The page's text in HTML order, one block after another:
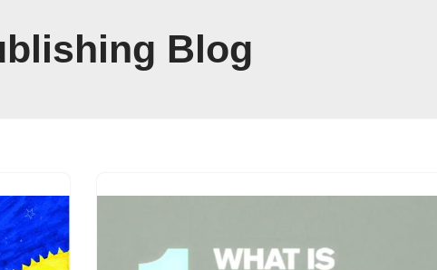
Blog